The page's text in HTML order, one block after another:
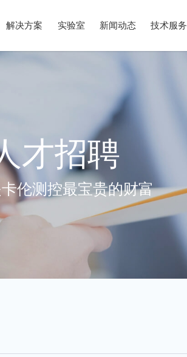
解决方案 实验室 新闻动态 技术服务
才招聘
卡伦测控最宝贵的财富